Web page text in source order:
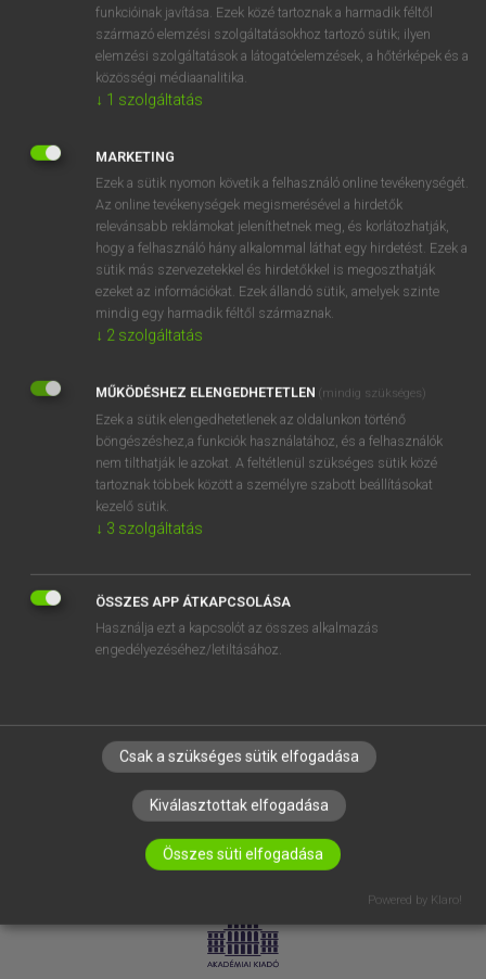
OOOOPS!
SZOTAR.NET APPLIKÁCIÓ
MICROSOFT OFFICE BŐVÍTMÉNY
BEÉPÜLŐ SZÓTÁRMODUL
ONLINE NYELVVIZSGA
EGYÉNI FELHASZNÁLÓKNAK
TANULÓKNAK
OKTATÁSI INTÉZMÉNYEKNEK
VÁLLALATI MEGOLDÁSOK
RÓLUNK
ELÉRHETŐSÉG
SÜTI BEÁLLÍTÁSOK
LICENCSZERZŐDÉS ADATVÉDELEM
funkcióinak javítása. Ezek közé tartoznak a harmadik féltől
származó elemzési szolgáltatásokhoz tartozó sütik; ilyen
elemzési szolgáltatások a látogatóelemzések, a hőtérképek és a
közösségi médiaanalitika.
↓ 1 szolgáltatás
MARKETING
Ezek a sütik nyomon követik a felhasználó online tevékenységét.
Az online tevékenységek megismerésével a hirdetők
relevánsabb reklámokat jeleníthetnek meg, és korlátozhatják,
hogy a felhasználó hány alkalommal láthat egy hirdetést. Ezek a
sütik más szervezetekkel és hirdetőkkel is megoszthatják
ezeket az információkat. Ezek állandó sütik, amelyek szinte
mindig egy harmadik féltől származnak.
↓ 2 szolgáltatás
MŰKÖDÉSHEZ ELENGEDHETETLEN (mindig szükséges)
Ezek a sütik elengedhetetlenek az oldalunkon történő
böngészéshez,a funkciók használatához, és a felhasználók
nem tilthatják le azokat. A feltétlenül szükséges sütik közé
tartoznak többek között a személyre szabott beállításokat
kezelő sütik.
↓ 3 szolgáltatás
ÖSSZES APP ÁTKAPCSOLÁSA
Használja ezt a kapcsolót az összes alkalmazás
engedélyezéséhez/letiltásához.
Csak a szükséges sütik elfogadása
Kiválasztottak elfogadása
Összes süti elfogadása
Powered by Klaro!